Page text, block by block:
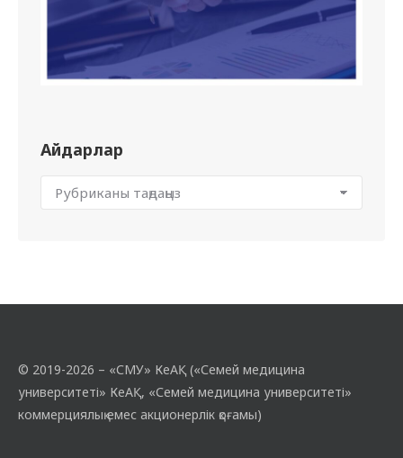
Айдарлар
© 2019-2026 – «СМУ» КеАҚ («Семей медицина
университеті» КеАҚ, «Семей медицина университеті»
коммерциялық емес акционерлік қоғамы)